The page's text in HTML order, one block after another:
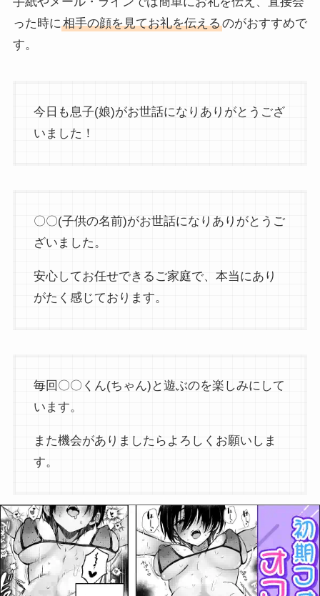
った時に相手の顔を見てお礼を伝えるのがおすすめで
す。
今日も息子(娘)がお世話になりありがとうござ
いました！
〇〇(子供の名前)がお世話になりありがとうご
ざいました。
安心してお任せできるご家庭で、本当にあり
がたく感じております。
毎回〇〇くん(ちゃん)と遊ぶのを楽しみにして
います。
また機会がありましたらよろしくお願いしま
す。